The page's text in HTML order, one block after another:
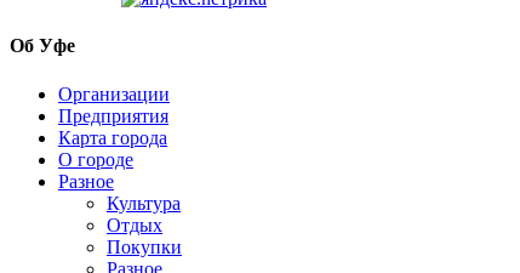
Об Уфе
Организации
Предприятия
Карта города
О городе
Разное
Культура
Отдых
Покупки
Разное